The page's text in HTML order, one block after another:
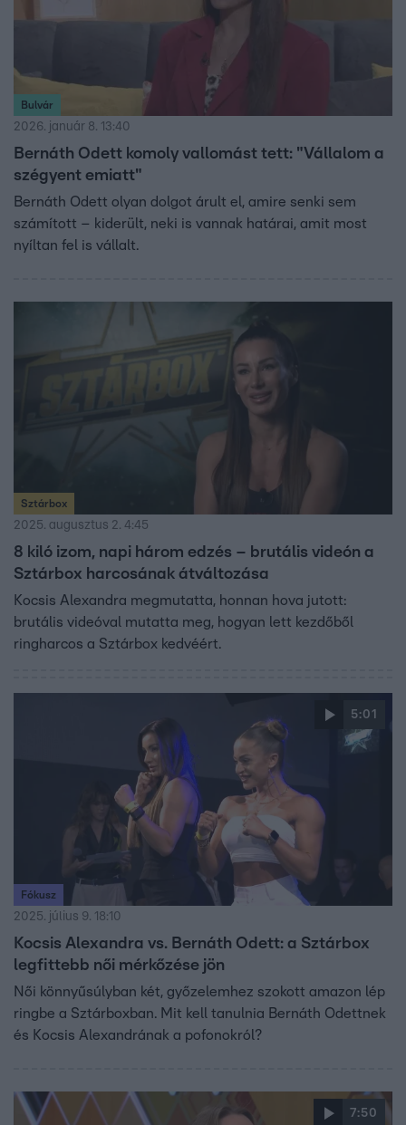
Bulvár
2026. január 8. 13:40
Bernáth Odett komoly vallomást tett: "Vállalom a
szégyent emiatt"
Bernáth Odett olyan dolgot árult el, amire senki sem
számított – kiderült, neki is vannak határai, amit most
nyíltan fel is vállalt.
Sztárbox
2025. augusztus 2. 4:45
8 kiló izom, napi három edzés – brutális videón a
Sztárbox harcosának átváltozása
Kocsis Alexandra megmutatta, honnan hova jutott:
brutális videóval mutatta meg, hogyan lett kezdőből
ringharcos a Sztárbox kedvéért.
5:01
Fókusz
2025. július 9. 18:10
Kocsis Alexandra vs. Bernáth Odett: a Sztárbox
legfittebb női mérkőzése jön
Női könnyűsúlyban két, győzelemhez szokott amazon lép
ringbe a Sztárboxban. Mit kell tanulnia Bernáth Odettnek
és Kocsis Alexandrának a pofonokról?
7:50